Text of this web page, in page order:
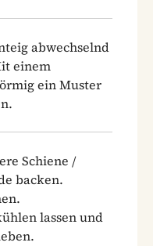
abwechselnd
einem
ein Muster
Schiene /
backen.
lassen und